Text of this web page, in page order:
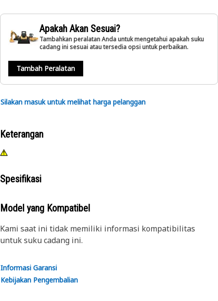
Apakah Akan Sesuai?
Tambahkan peralatan Anda untuk mengetahui apakah suku
cadang ini sesuai atau tersedia opsi untuk perbaikan.
Tambah Peralatan
Silakan masuk untuk melihat harga pelanggan
Keterangan
Spesifikasi
Model yang Kompatibel
Kami saat ini tidak memiliki informasi kompatibilitas
untuk suku cadang ini.
Informasi Garansi
Kebijakan Pengembalian